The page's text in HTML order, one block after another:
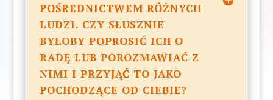
POŚREDNICTWEM RÓŻNYCH
LUDZI. CZY SŁUSZNIE
BYŁOBY POPROSIĆ ICH O
RADĘ LUB POROZMAWIAĆ Z
NIMI I PRZYJĄĆ TO JAKO
POCHODZĄCE OD CIEBIE?